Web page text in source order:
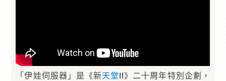
「伊娃伺服器」是《新天堂II》二十周年特別企劃，